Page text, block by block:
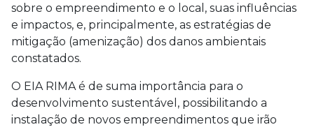
sobre o empreendimento e o local, suas influências
e impactos, e, principalmente, as estratégias de
mitigação (amenização) dos danos ambientais
constatados.
O EIA RIMA é de suma importância para o
desenvolvimento sustentável, possibilitando a
instalação de novos empreendimentos que irão